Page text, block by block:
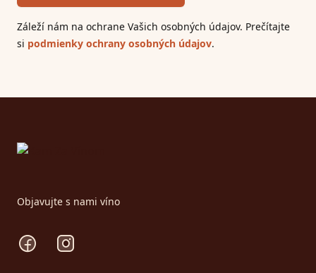
Záleží nám na ochrane Vašich osobných údajov. Prečítajte
si podmienky ochrany osobných údajov.
Objavujte s nami víno
FacebookInstagram